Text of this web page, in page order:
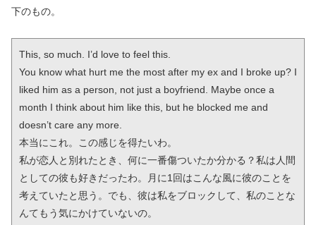
下のもの。
This, so much. I’d love to feel this.
You know what hurt me the most after my ex and I broke up? I
liked him as a person, not just a boyfriend. Maybe once a
month I think about him like this, but he blocked me and
doesn’t care any more.
本当にこれ。この感じを得たいわ。
私が恋人と別れたとき、何に一番傷ついたか分かる？私は人間
としての彼も好きだったわ。月に1回はこんな風に彼のことを
考えていたと思う。でも、彼は私をブロックして、私のことな
んてもう気にかけていないの。